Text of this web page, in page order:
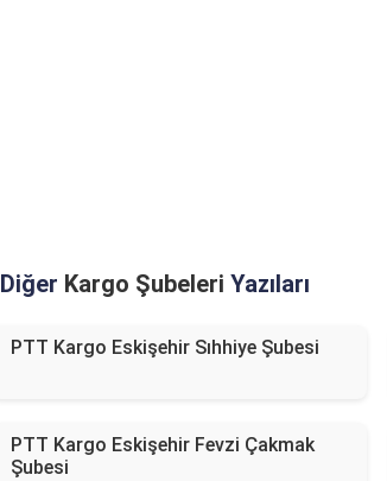
Diğer Kargo Şubeleri Yazıları
PTT Kargo Eskişehir Sıhhiye Şubesi
PTT Kargo Eskişehir Fevzi Çakmak
Şubesi